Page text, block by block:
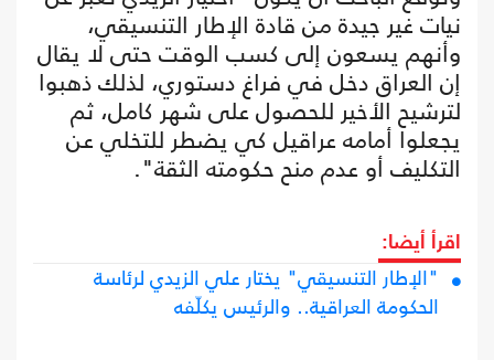
نيات غير جيدة من قادة الإطار التنسيقي،
وأنهم يسعون إلى كسب الوقت حتى لا يقال
إن العراق دخل في فراغ دستوري، لذلك ذهبوا
لترشيح الأخير للحصول على شهر كامل، ثم
يجعلوا أمامه عراقيل كي يضطر للتخلي عن
التكليف أو عدم منح حكومته الثقة".
اقرأ أيضا:
"الإطار التنسيقي" يختار علي الزيدي لرئاسة
الحكومة العراقية.. والرئيس يكلّفه